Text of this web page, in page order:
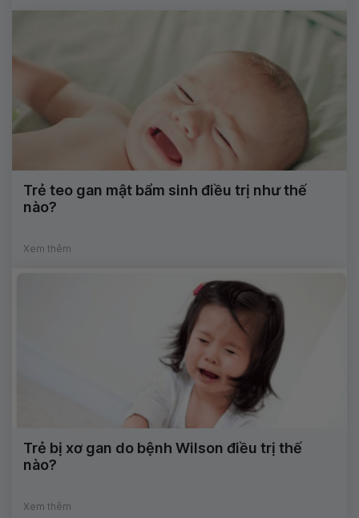
Trẻ teo gan mật bẩm sinh điều trị như thế
nào?
Xem thêm
Trẻ bị xơ gan do bệnh Wilson điều trị thế
nào?
Xem thêm